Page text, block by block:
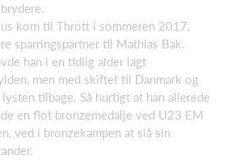
kom til Thrott i sommeren 2017,
sparringspartner til Mathias Bak.
han i en tidlig alder lagt
men med skiftet til Danmark og
tilbage. Så hurtigt at han allerede
en flot bronzemedalje ved U23 EM
ved i bronzekampen at slå sin